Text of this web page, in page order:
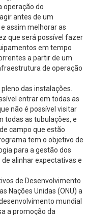
operação do
antes de um
assim melhorar as
que será possível fazer
em tempo
a partir de um
de operação
das instalações.
entrar em todas as
não é possível visitar
todas as tubulações, e
campo que estão
tem o objetivo de
para a gestão dos
alinhar expectativas e
de Desenvolvimento
Nações Unidas (ONU) a
mundial
a promoção da